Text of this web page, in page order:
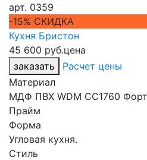
арт. 0359
-15% СКИДКА
Кухня Бристон
45 600 руб.цена
заказать
Расчет цены
Материал
МДФ ПВХ WDM CC1760
Прайм
Форма
Угловая кухня.
Стиль